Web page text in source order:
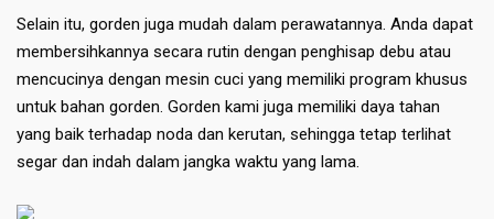
Selain itu, gorden juga mudah dalam perawatannya. Anda dapat
membersihkannya secara rutin dengan penghisap debu atau
mencucinya dengan mesin cuci yang memiliki program khusus
untuk bahan gorden. Gorden kami juga memiliki daya tahan
yang baik terhadap noda dan kerutan, sehingga tetap terlihat
segar dan indah dalam jangka waktu yang lama.